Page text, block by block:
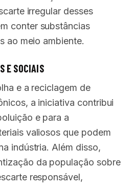
irregular desses
conter substâncias
ao meio ambiente.
E SOCIAIS
e a reciclagem de
a iniciativa contribui
e para a
valiosos que podem
indústria. Além disso,
da população sobre
responsável,